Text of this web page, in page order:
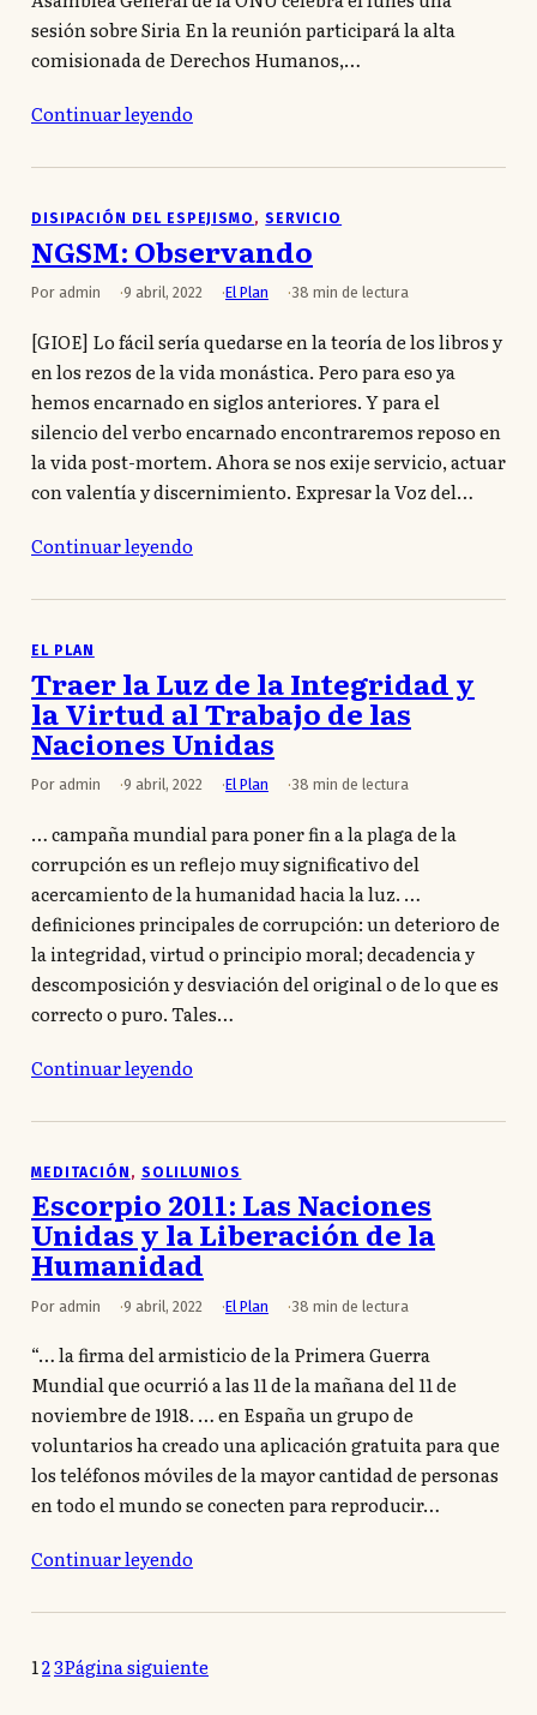
sesión sobre Siria En la reunión participará la alta
comisionada de Derechos Humanos,…
Continuar leyendo
DISIPACIÓN DEL ESPEJISMO , SERVICIO
NGSM: Observando
Por admin 9 abril, 2022 El Plan 38 min de lectura
[GIOE] Lo fácil sería quedarse en la teoría de los libros y
en los rezos de la vida monástica. Pero para eso ya
hemos encarnado en siglos anteriores. Y para el
silencio del verbo encarnado encontraremos reposo en
la vida post-mortem. Ahora se nos exije servicio, actuar
con valentía y discernimiento. Expresar la Voz del…
Continuar leyendo
EL PLAN
Traer la Luz de la Integridad y
la Virtud al Trabajo de las
Naciones Unidas
Por admin 9 abril, 2022 El Plan 38 min de lectura
… campaña mundial para poner fin a la plaga de la
corrupción es un reflejo muy significativo del
acercamiento de la humanidad hacia la luz. …
definiciones principales de corrupción: un deterioro de
la integridad, virtud o principio moral; decadencia y
descomposición y desviación del original o de lo que es
correcto o puro. Tales…
Continuar leyendo
MEDITACIÓN , SOLILUNIOS
Escorpio 2011: Las Naciones
Unidas y la Liberación de la
Humanidad
Por admin 9 abril, 2022 El Plan 38 min de lectura
“… la firma del armisticio de la Primera Guerra
Mundial que ocurrió a las 11 de la mañana del 11 de
noviembre de 1918. … en España un grupo de
voluntarios ha creado una aplicación gratuita para que
los teléfonos móviles de la mayor cantidad de personas
en todo el mundo se conecten para reproducir…
Continuar leyendo
123Página siguiente